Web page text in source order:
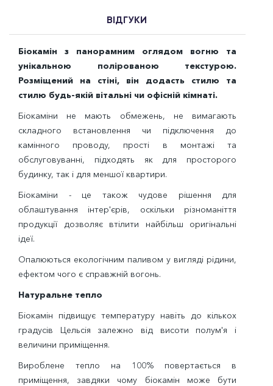
ВІДГУКИ
Біокамін з панорамним оглядом вогню та
унікальною полірованою текстурою.
Розміщений на стіні, він додасть стилю та
стилю будь-якій вітальні чи офісній кімнаті.
Біокаміни не мають обмежень, не вимагають
складного встановлення чи підключення до
камінного проводу, прості в монтажі та
обслуговуванні, підходять як для просторого
будинку, так і для меншої квартири.
Біокаміни - це також чудове рішення для
облаштування інтер'єрів, оскільки різноманіття
продукції дозволяє втілити найбільш оригінальні
ідеї.
Опалюються екологічним паливом у вигляді рідини,
ефектом чого є справжній вогонь.
Натуральне тепло
Біокамін підвищує температуру навіть до кількох
градусів Цельсія залежно від висоти полум'я і
величини приміщення.
Вироблене тепло на 100% повертається в
приміщення, завдяки чому біокамін може бути